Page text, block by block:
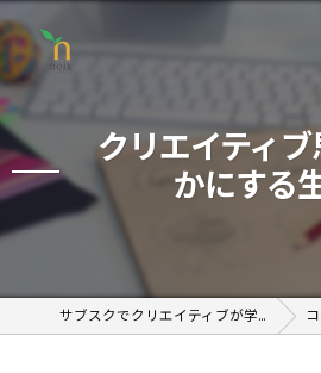
クリエイティ
かにする
サブスクでクリエイティブが学べるオンラインスクール コラム